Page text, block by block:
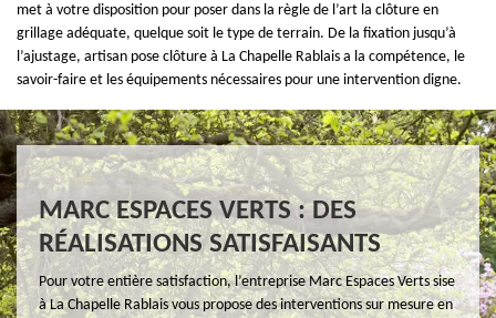
met à votre disposition pour poser dans la règle de l’art la clôture en
grillage adéquate, quelque soit le type de terrain. De la fixation jusqu’à
l’ajustage, artisan pose clôture à La Chapelle Rablais a la compétence, le
savoir-faire et les équipements nécessaires pour une intervention digne.
MARC ESPACES VERTS : DES
RÉALISATIONS SATISFAISANTS
Pour votre entière satisfaction, l’entreprise Marc Espaces Verts sise
à La Chapelle Rablais vous propose des interventions sur mesure en